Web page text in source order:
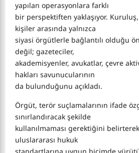
yapılan operasyonlara farklı
bir perspektiften yaklaşıyor. Kuruluş,
kişiler arasında yalnızca
siyasi örgütlerle bağlantılı olduğu
değil; gazeteciler,
akademisyenler, avukatlar, çevre
hakları savunucularının
da bulunduğunu açıkladı.
Örgüt, terör suçlamalarının ifade
sınırlandıracak şekilde
kullanılmaması gerektiğini
uluslararası hukuk